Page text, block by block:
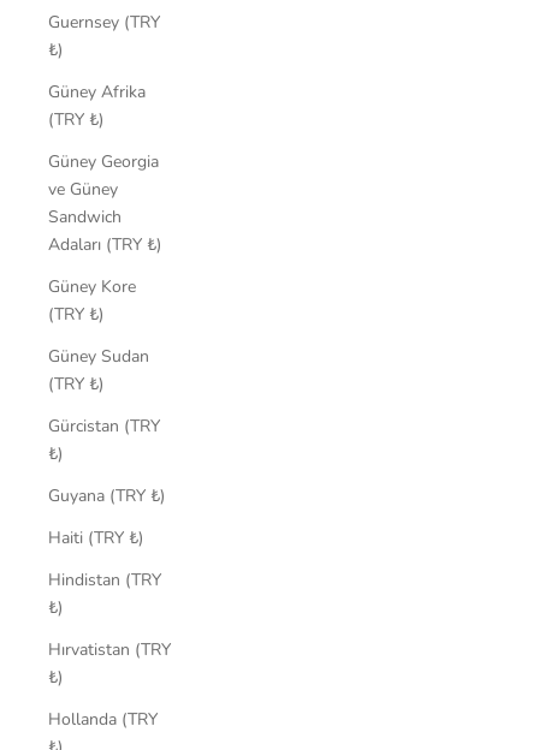
Guernsey (TRY
₺)
Güney Afrika
(TRY ₺)
Güney Georgia
ve Güney
Sandwich
Adaları (TRY ₺)
Güney Kore
(TRY ₺)
Güney Sudan
(TRY ₺)
Gürcistan (TRY
₺)
Guyana (TRY ₺)
Haiti (TRY ₺)
Hindistan (TRY
₺)
Hırvatistan (TRY
₺)
Hollanda (TRY